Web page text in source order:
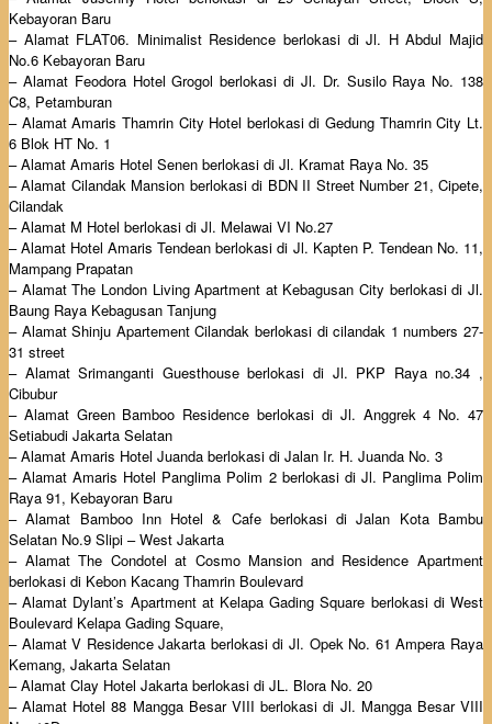
Kebayoran Baru
– Alamat FLAT06. Minimalist Residence berlokasi di Jl. H Abdul Majid
No.6 Kebayoran Baru
– Alamat Feodora Hotel Grogol berlokasi di Jl. Dr. Susilo Raya No. 138
C8, Petamburan
– Alamat Amaris Thamrin City Hotel berlokasi di Gedung Thamrin City Lt.
6 Blok HT No. 1
– Alamat Amaris Hotel Senen berlokasi di Jl. Kramat Raya No. 35
– Alamat Cilandak Mansion berlokasi di BDN II Street Number 21, Cipete,
Cilandak
– Alamat M Hotel berlokasi di Jl. Melawai VI No.27
– Alamat Hotel Amaris Tendean berlokasi di Jl. Kapten P. Tendean No. 11,
Mampang Prapatan
– Alamat The London Living Apartment at Kebagusan City berlokasi di Jl.
Baung Raya Kebagusan Tanjung
– Alamat Shinju Apartement Cilandak berlokasi di cilandak 1 numbers 27-
31 street
– Alamat Srimanganti Guesthouse berlokasi di Jl. PKP Raya no.34 ,
Cibubur
– Alamat Green Bamboo Residence berlokasi di Jl. Anggrek 4 No. 47
Setiabudi Jakarta Selatan
– Alamat Amaris Hotel Juanda berlokasi di Jalan Ir. H. Juanda No. 3
– Alamat Amaris Hotel Panglima Polim 2 berlokasi di Jl. Panglima Polim
Raya 91, Kebayoran Baru
– Alamat Bamboo Inn Hotel & Cafe berlokasi di Jalan Kota Bambu
Selatan No.9 Slipi – West Jakarta
– Alamat The Condotel at Cosmo Mansion and Residence Apartment
berlokasi di Kebon Kacang Thamrin Boulevard
– Alamat Dylant’s Apartment at Kelapa Gading Square berlokasi di West
Boulevard Kelapa Gading Square,
– Alamat V Residence Jakarta berlokasi di Jl. Opek No. 61 Ampera Raya
Kemang, Jakarta Selatan
– Alamat Clay Hotel Jakarta berlokasi di JL. Blora No. 20
– Alamat Hotel 88 Mangga Besar VIII berlokasi di Jl. Mangga Besar VIII